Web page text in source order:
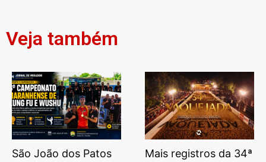
Veja também
São João dos Patos
Mais registros da 34ª